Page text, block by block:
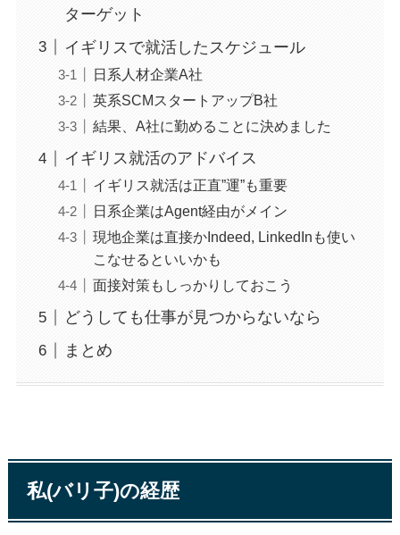
ターゲット
イギリスで就活したスケジュール
日系人材企業A社
英系SCMスタートアップB社
結果、A社に勤めることに決めました
イギリス就活のアドバイス
イギリス就活は正直”運”も重要
日系企業はAgent経由がメイン
現地企業は直接かIndeed, LinkedInも使い
こなせるといいかも
面接対策もしっかりしておこう
どうしても仕事が見つからないなら
まとめ
私(バリ子)の経歴